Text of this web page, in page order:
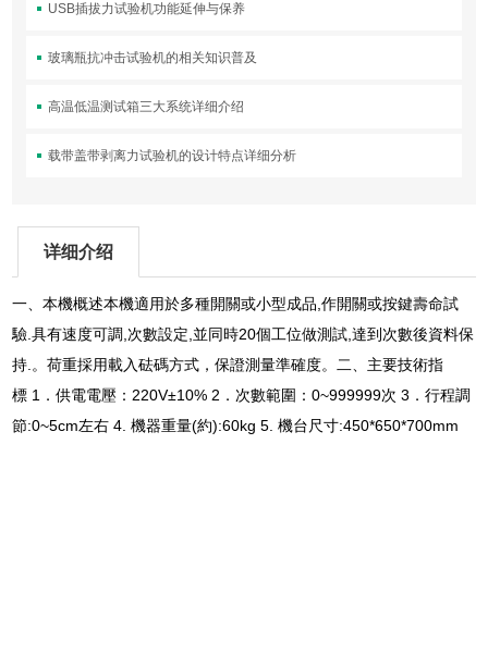
USB插拔力试验机功能延伸与保养
玻璃瓶抗冲击试验机的相关知识普及
高温低温测试箱三大系统详细介绍
载带盖带剥离力试验机的设计特点详细分析
详细介绍
一、本機概述本機適用於多種開關或小型成品,作開關或按鍵壽命試
驗.具有速度可調,次數設定,並同時20個工位做測試,達到次數後資料保
持.。荷重採用載入砝碼方式，保證測量準確度。二、主要技術指
標 1．供電電壓：220V±10% 2．次數範圍：0~999999次 3．行程調
節:0~5cm左右 4. 機器重量(約):60kg 5. 機台尺寸:450*650*700mm